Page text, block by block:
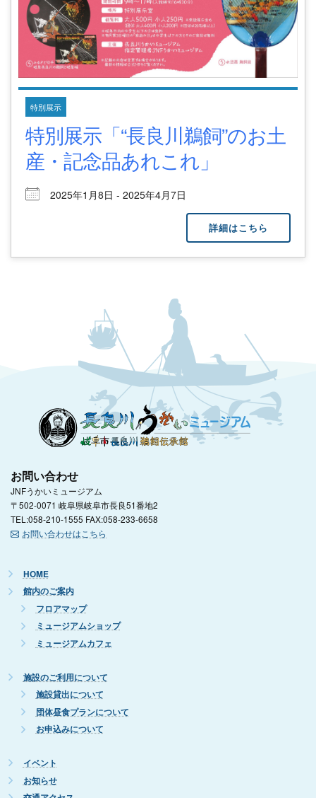
特別展示
特別展示「“長良川鵜飼”のお土
産・記念品あれこれ」
2025年1月8日 - 2025年4月7日
詳細はこちら
お問い合わせ
JNFうかいミュージアム
〒502-0071 岐阜県岐阜市長良51番地2
TEL:058-210-1555 FAX:058-233-6658
お問い合わせはこちら
HOME
館内のご案内
フロアマップ
ミュージアムショップ
ミュージアムカフェ
施設のご利用について
施設貸出について
団体昼食プランについて
お申込みについて
イベント
お知らせ